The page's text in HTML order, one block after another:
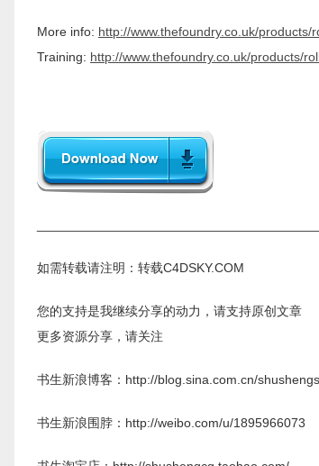
More info: http://www.thefoundry.co.uk/products/
Training: http://www.thefoundry.co.uk/products/
如需转载请注明：转载C4DSKY.COM
您的支持是我继续分享的动力，请支持原创文章
更多资源分享，请关注
书生新浪博客：http://blog.sina.com.cn/
书生新浪围脖：http://weibo.com/u/1895966073